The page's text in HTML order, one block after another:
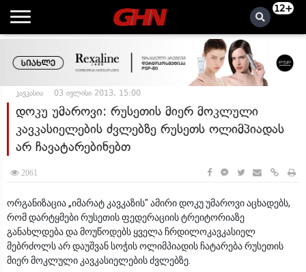
12+
კავკასია 03 ივლისი 2013, 15:00
დოკუ უმაროვი: რუსეთის მიერ მოკლული
კავკასიელების ძვლებზე რუსეთს ოლიმპიადას
არ ჩავატარებინებთ
2061
ორგანიზაცია „იმარატ კავკაზის" ამირი დოკუ უმაროვი აცხადებს,
რომ დარტყმები რუსეთის ფედერაციის ტრეიტორიაზე
განახლდება და მოუწოდებს ყველა ჩრდილოკავკასიელ
მებრძოლს არ დაუშვან სოჭის ოლიმპიადის ჩატარება რუსეთის
მიერ მოკლული კავკასიელების ძვლებზე.